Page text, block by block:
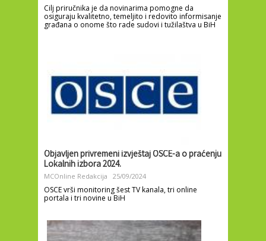
Cilj priručnika je da novinarima pomogne da
osiguraju kvalitetno, temeljito i redovito informisanje
građana o onome što rade sudovi i tužilaštva u BiH
Objavljen privremeni izvještaj OSCE-a o praćenju
Lokalnih izbora 2024.
MCOnline Redakcija 25/09/2024
OSCE vrši monitoring šest TV kanala, tri online
portala i tri novine u BiH